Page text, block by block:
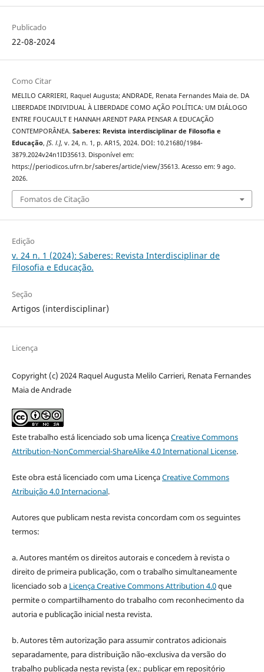
Publicado
22-08-2024
Como Citar
MELILO CARRIERI, Raquel Augusta; ANDRADE, Renata Fernandes Maia de. DA
LIBERDADE INDIVIDUAL À LIBERDADE COMO AÇÃO POLÍTICA: UM DIÁLOGO
ENTRE FOUCAULT E HANNAH ARENDT PARA PENSAR A EDUCAÇÃO
CONTEMPORÂNEA. Saberes: Revista interdisciplinar de Filosofia e
Educação, [S. l.], v. 24, n. 1, p. AR15, 2024. DOI: 10.21680/1984-
3879.2024v24n1ID35613. Disponível em:
https://periodicos.ufrn.br/saberes/article/view/35613. Acesso em: 9 ago.
2026.
Fomatos de Citação
Edição
v. 24 n. 1 (2024): Saberes: Revista Interdisciplinar de
Filosofia e Educação.
Seção
Artigos (interdisciplinar)
Licença
Copyright (c) 2024 Raquel Augusta Melilo Carrieri, Renata Fernandes
Maia de Andrade
Este trabalho está licenciado sob uma licençaCreative Commons
Attribution-NonCommercial-ShareAlike 4.0 International License.
Este obra está licenciado com uma LicençaCreative Commons
Atribuição 4.0 Internacional.
Autores que publicam nesta revista concordam com os seguintes
termos:
a. Autores mantém os direitos autorais e concedem à revista o
direito de primeira publicação, com o trabalho simultaneamente
licenciado sob a Licença Creative Commons Attribution 4.0que
permite o compartilhamento do trabalho com reconhecimento da
autoria e publicação inicial nesta revista.
b. Autores têm autorização para assumir contratos adicionais
separadamente, para distribuição não-exclusiva da versão do
trabalho publicada nesta revista (ex.: publicar em repositório